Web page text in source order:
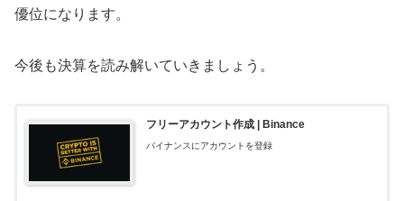
優位になります。
今後も決算を読み解いていきましょう。
フリーアカウント作成 | Binance
バイナンスにアカウントを登録